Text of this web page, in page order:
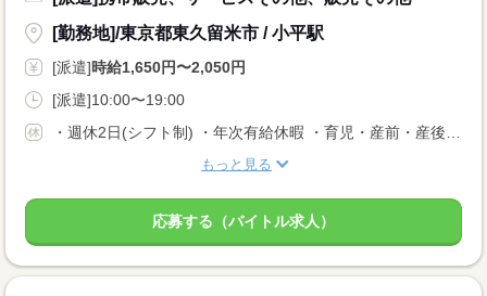
[勤務地]/東京都東久留米市 / 小平駅
[派遣]時給1,650円〜2,050円
[派遣]10:00〜19:00
もっと見る
応募する（バイトル求人）